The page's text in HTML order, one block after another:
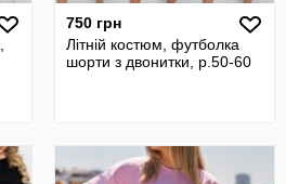
750 грн
Літній костюм, футболка
шорти з двонитки, р.50-60